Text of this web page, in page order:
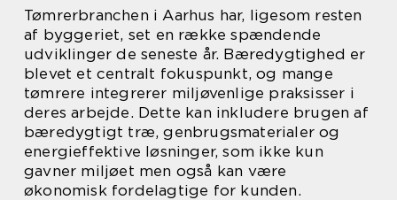
Tømrerbranchen i Aarhus har, ligesom resten
af byggeriet, set en række spændende
udviklinger de seneste år. Bæredygtighed er
blevet et centralt fokuspunkt, og mange
tømrere integrerer miljøvenlige praksisser i
deres arbejde. Dette kan inkludere brugen af
bæredygtigt træ, genbrugsmaterialer og
energieffektive løsninger, som ikke kun
gavner miljøet men også kan være
økonomisk fordelagtige for kunden.